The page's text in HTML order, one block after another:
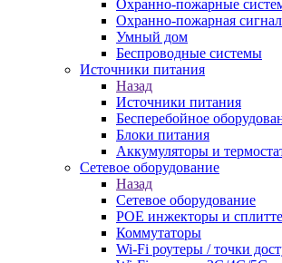
Охранно-пожарные
Охранно-пожарная
Умный дом
Беспроводные системы
Источники питания
Назад
Источники питания
Бесперебойное
Блоки питания
Аккумуляторы и
Сетевое оборудование
Назад
Сетевое оборудование
POE инжекторы и
Коммутаторы
Wi-Fi роутеры / точки